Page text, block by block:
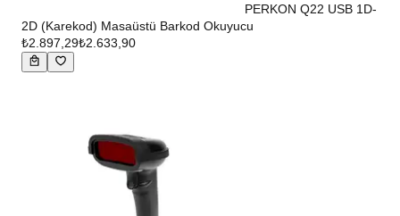
PERKON Q22 USB 1D-
2D (Karekod) Masaüstü Barkod Okuyucu
₺2.897,29₺2.633,90